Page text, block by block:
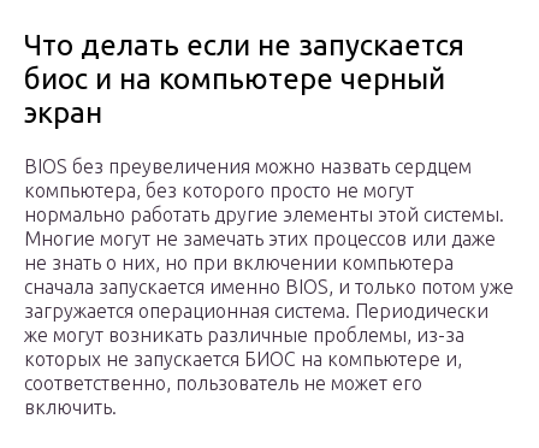
Что делать если не запускается
биос и на компьютере черный
экран
BIOS без преувеличения можно назвать сердцем
компьютера, без которого просто не могут
нормально работать другие элементы этой системы.
Многие могут не замечать этих процессов или даже
не знать о них, но при включении компьютера
сначала запускается именно BIOS, и только потом уже
загружается операционная система. Периодически
же могут возникать различные проблемы, из-за
которых не запускается БИОС на компьютере и,
соответственно, пользователь не может его
включить.